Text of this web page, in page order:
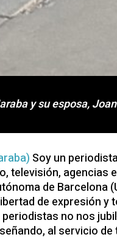
y su esposa,
Soy un
televisión, agencias
de Barcelona
de expresión
no nos
al servicio